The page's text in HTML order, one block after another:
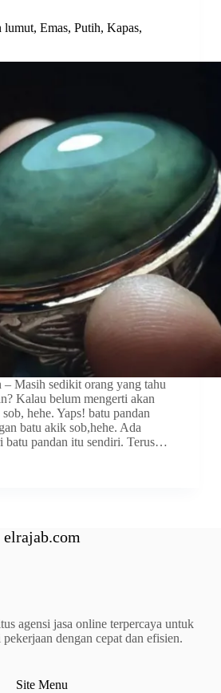
lumut, Emas, Putih, Kapas,
– Masih sedikit orang yang tahu
Kalau belum mengerti akan
hehe. Yaps! batu pandan
batu akik sob,hehe. Ada
batu pandan itu sendiri. Terus…
elrajab.com
agensi jasa online terpercaya untuk
dengan cepat dan efisien.
Site Menu